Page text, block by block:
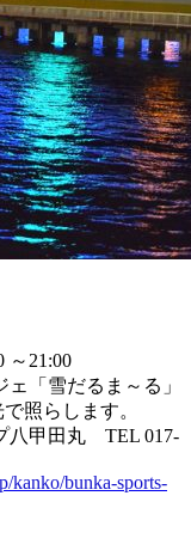
～21:00
「雪だるま～る」
照らします。
八甲田丸 TEL 017-
kanko/bunka-sports-